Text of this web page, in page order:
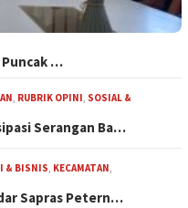
Puncak …
, RUBRIK OPINI, SOSIAL &
Serangan Ba…
& BISNIS, KECAMATAN,
Sapras Petern…